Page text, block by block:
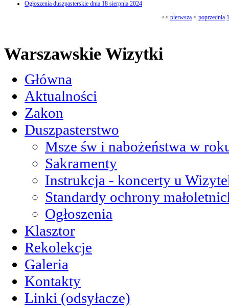
Ogłoszenia duszpasterskie dnia 18 sierpnia 2024
<< pierwsza < poprzednia
Warszawskie Wizytki
Główna
Aktualności
Zakon
Duszpasterstwo
Msze św i nabożeństwa w
Sakramenty
Instrukcja - koncerty u
Standardy ochrony
Ogłoszenia
Klasztor
Rekolekcje
Galeria
Kontakty
Linki (odsyłacze)